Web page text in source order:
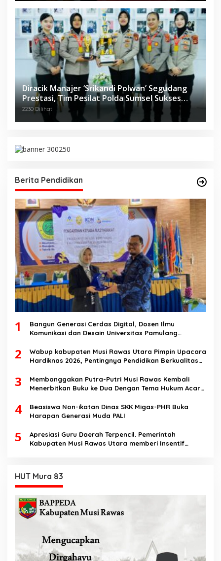
Diracik Manajer ‘Srikandi Polwan’ Segudang
Prestasi, Tim Pesilat Polda Sumsel Sukses
Diajang Kejurnas Menpora Cup II 2024
2230 Dilihat
Berita Pendidikan
1
Bangun Generasi Cerdas Digital, Dosen Ilmu
Komunikasi dan Desain Universitas Pamulang
Speech di SMK Ikhlas Jawilan
2
Wabup kabupaten Musi Rawas Utara Pimpin Upacara
Hardiknas 2026, Pentingnya Pendidikan Berkualitas
3
Membanggakan Putra-Putri Musi Rawas Kembali
Menerbitkan Buku ke Dua Dengan Tema Hukum Acara
4
Beasiswa Non-ikatan Dinas SKK Migas-PHR Buka
Harapan Generasi Muda PALI
5
Apresiasi Guru Daerah Terpencil. Pemerintah
Kabupaten Musi Rawas Utara memberi Insentif
HUT Mura 83